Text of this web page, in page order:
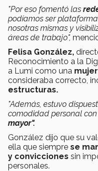
"Por eso fomentó las
podíamos ser
nosotras mismas y
áreas de trabajo",
Felisa González,
Reconocimiento a la
a Lumi como una
consideraba correcto,
estructuras.
"Además, estuvo
comodidad personal
mayor".
González dijo que su
ella que siempre se
y convicciones sin
personales.